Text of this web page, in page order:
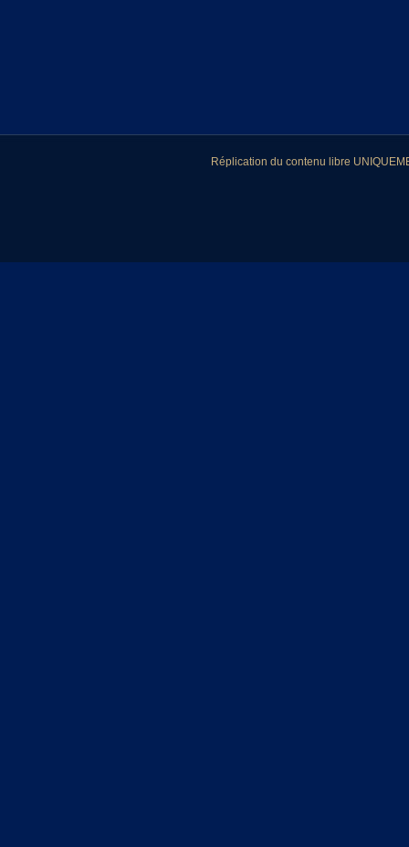
Réplication du contenu libre